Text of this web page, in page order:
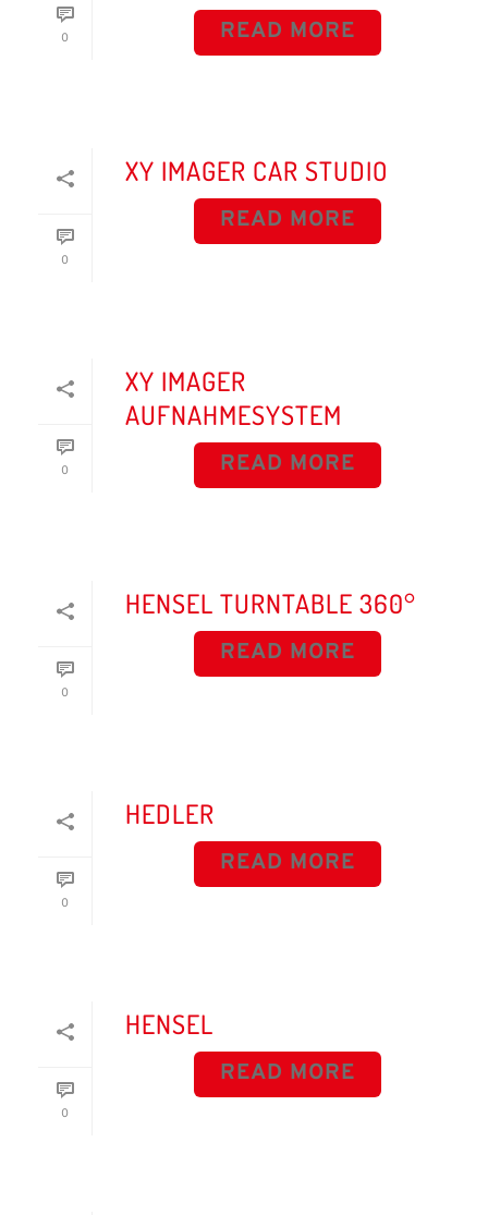
0 READ MORE
0
XY IMAGER CAR STUDIO
READ MORE
0
XY IMAGER
AUFNAHMESYSTEM
READ MORE
0
HENSEL TURNTABLE 360°
READ MORE
0
HEDLER
READ MORE
0
HENSEL
READ MORE